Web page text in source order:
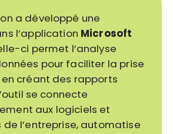
a développé une
l’application Microsoft
ci permet l’analyse
pour faciliter la prise
créant des rapports
se connecte
aux logiciels et
l’entreprise, automatise